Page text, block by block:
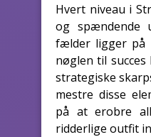
Hvert niveau i
og spændende
fælder ligger på
nøglen til
strategiske
mestre disse
på at erobre
ridderlige outfit